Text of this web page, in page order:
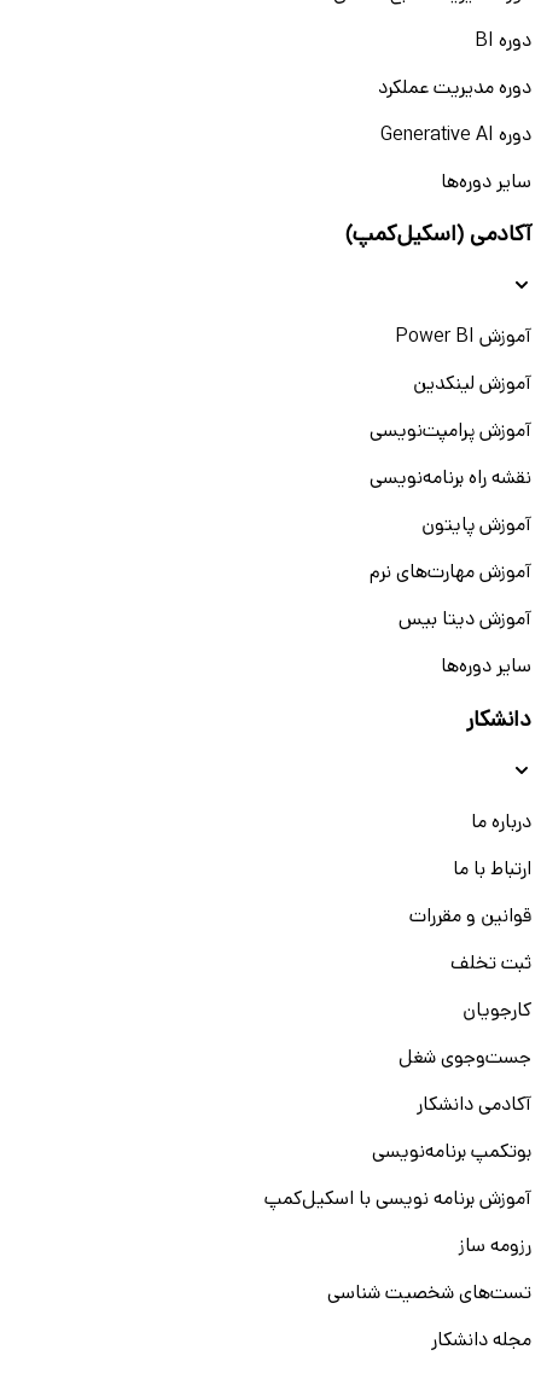
دوره BI
دوره مدیریت عملکرد
دوره Generative AI
سایر دوره‌ها
آکادمی (اسکیل‌کمپ)
آموزش Power BI
آموزش لینکدین
آموزش پرامپت‌نویسی
نقشه راه برنامه‌نویسی
آموزش پایتون
آموزش مهارت‌های نرم
آموزش دیتا بیس
سایر دوره‌ها
دانشکار
درباره ما
ارتباط با ما
قوانین و مقررات
ثبت تخلف
کارجویان
جست‌و‌جوی شغل
آکادمی دانشکار
بوتکمپ برنامه‌نویسی
آموزش برنامه نویسی با اسکیل‌کمپ
رزومه ساز
تست‌های شخصیت شناسی
مجله دانشکار